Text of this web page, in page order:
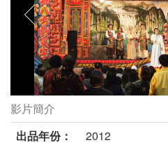
龍飛鳳舞劇照
影片簡介
出品年份：
2012